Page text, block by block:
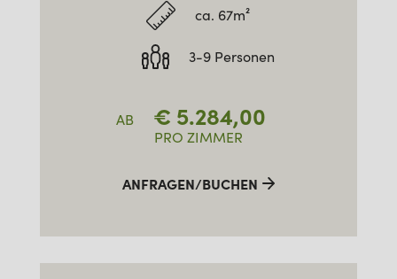
ca. 67m²
3-9 Personen
AB € 5.284,00
PRO ZIMMER
ANFRAGEN/BUCHEN